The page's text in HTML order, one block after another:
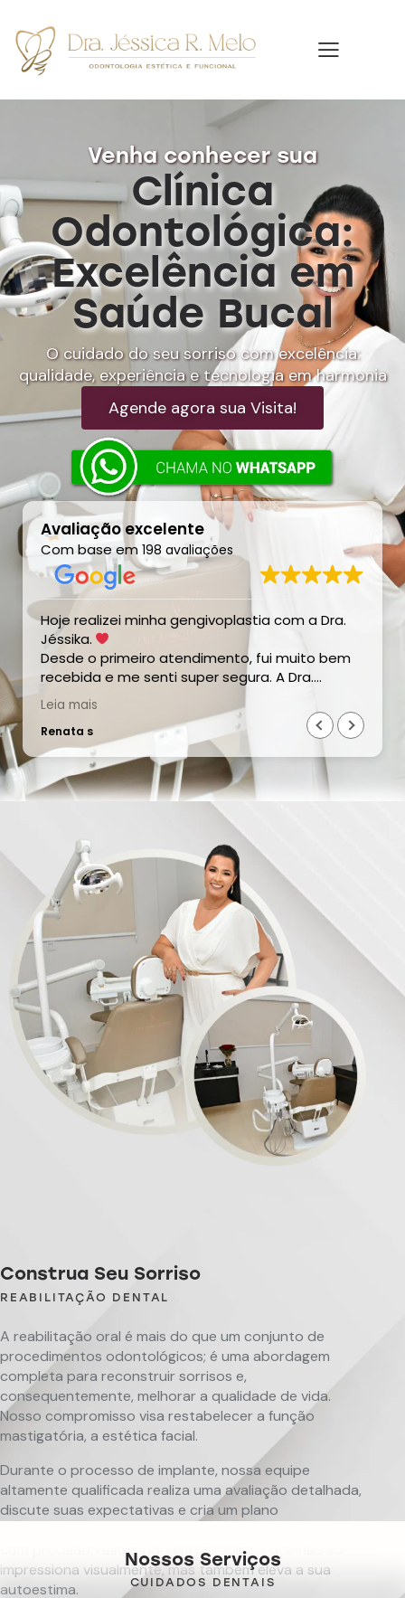
Venha conhecer sua
Clínica
Odontológica:
Excelência em
Saúde Bucal
O cuidado do seu sorriso com excelência:
qualidade, experiência e tecnologia em harmonia
Agende agora sua Visita!
Avaliação excelente
Com base em 198 avaliações
Hoje realizei minha gengivoplastia com a Dra.
Jéssika.
Desde o primeiro atendimento, fui muito bem
recebida e me senti super segura. A Dra.
Jéssika foi extremamente atenciosa,
cuidadosa e profissional, explicou tudo
direitinho e teve todo o cuidado durante o
procedimento.
Ainda não consigo ver o resultado final porque
estou no início do pós-operatório e preciso
aguardar a cicatrização, mas estou muito feliz
por ter escolhido a Dra. Jéssika e muito
confiante de que o resultado ficará lindo.
Obrigada por todo o carinho, cuidado e
dedicação!
Leia mais
Renata s
Construa Seu Sorriso
REABILITAÇÃO DENTAL
A reabilitação oral é mais do que um conjunto de
procedimentos odontológicos; é uma abordagem
completa para reconstruir sorrisos e,
consequentemente, melhorar a qualidade de vida.
Nosso compromisso visa restabelecer a função
mastigatória, a estética facial.
Durante o processo de implante, nossa equipe
altamente qualificada realiza uma avaliação detalhada,
discute suas expectativas e cria um plano
com precisão, resultando em um sorriso que não só
impressiona visualmente, mas também eleva a sua
autoestima.
Nossos Serviços
CUIDADOS DENTAIS